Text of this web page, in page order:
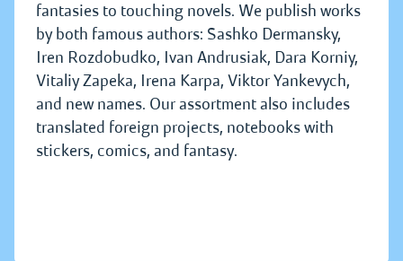
fantasies to touching novels. We publish works
by both famous authors: Sashko Dermansky,
Iren Rozdobudko, Ivan Andrusiak, Dara Korniy,
Vitaliy Zapeka, Irena Karpa, Viktor Yankevych,
and new names. Our assortment also includes
translated foreign projects, notebooks with
stickers, comics, and fantasy.